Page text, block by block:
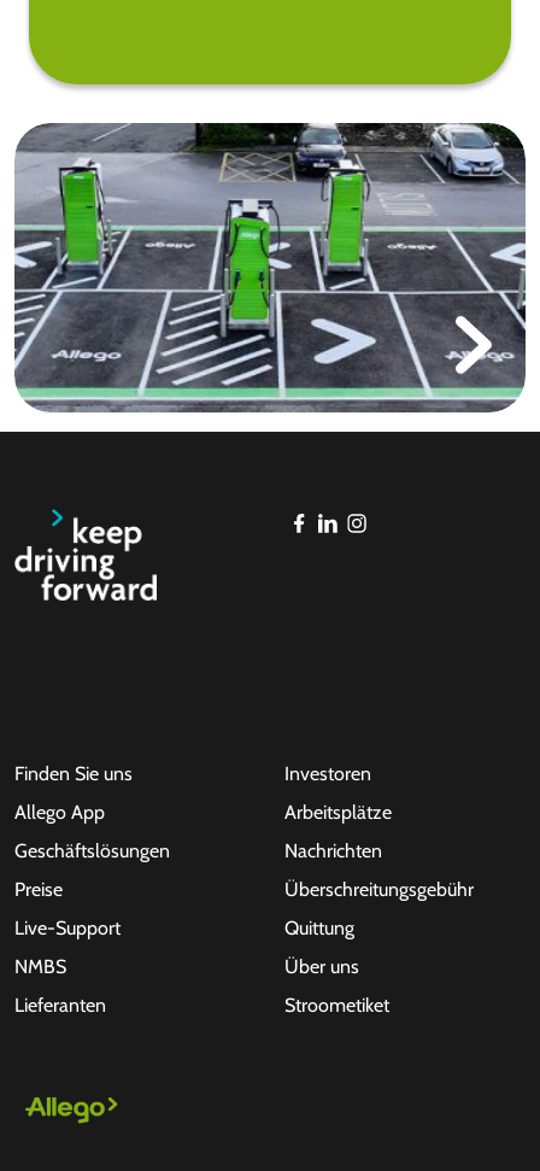
Finden Sie uns
Allego App
Geschäftslösungen
Preise
Live-Support
NMBS
Lieferanten
Investoren
Arbeitsplätze
Nachrichten
Überschreitungsgebühr
Quittung
Über uns
Stroometiket